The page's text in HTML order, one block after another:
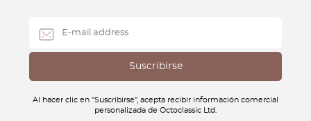
Al hacer clic en "Suscribirse", acepta recibir información comercial
personalizada de Octoclassic Ltd.